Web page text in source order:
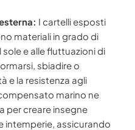
I cartelli esposti
materiali in grado di
e alle fluttuazioni di
sbiadire o
e la resistenza agli
marino ne
per creare insegne
intemperie, assicurando